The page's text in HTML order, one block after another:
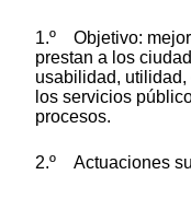
1.º Objetivo:
prestan a los
usabilidad,
los servicios
procesos.
2.º Actuaciones